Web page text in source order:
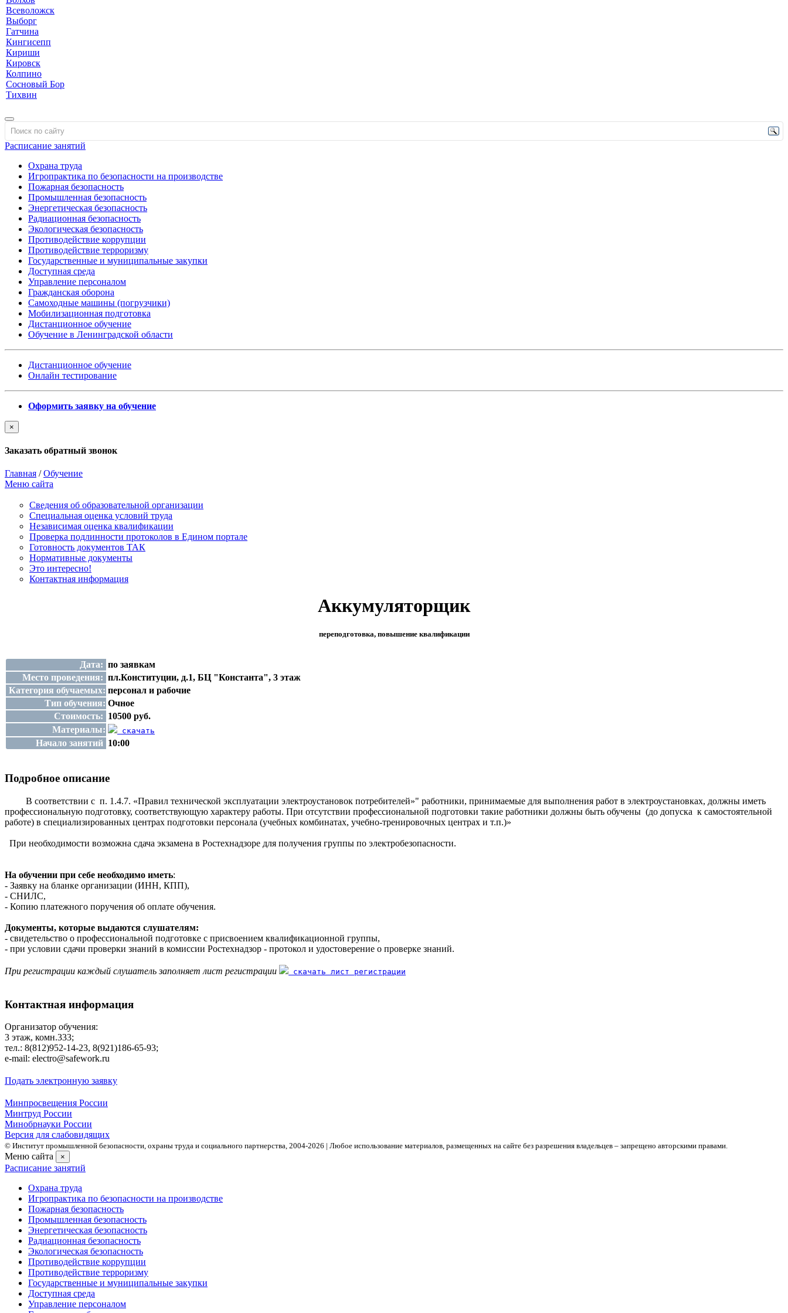
Всеволожск
Выборг
Гатчина
Кингисепп
Кириши
Кировск
Колпино
Сосновый Бор
Тихвин
Расписание занятий
Охрана труда
Игропрактика по безопасности на производстве
Пожарная безопасность
Промышленная безопасность
Энергетическая безопасность
Радиационная безопасность
Экологическая безопасность
Противодействие коррупции
Противодействие терроризму
Государственные и муниципальные закупки
Доступная среда
Управление персоналом
Гражданская оборона
Самоходные машины (погрузчики)
Мобилизационная подготовка
Дистанционное обучение
Обучение в Ленинградской области
Дистанционное обучение
Онлайн тестирование
Оформить заявку на обучение
×
Заказать обратный звонок
Главная /Обучение
Меню сайта
Сведения об образовательной организации
Cпециальная оценка условий труда
Независимая оценка квалификации
Проверка подлинности протоколов в Едином портале
Готовность документов ТАК
Нормативные документы
Это интересно!
Контактная информация
Аккумуляторщик
переподготовка, повышение квалификации
Дата: по заявкам
Место проведения: пл.Конституции, д.1, БЦ "Константа", 3 этаж
Категория обучаемых: персонал и рабочие
Тип обучения: Очное
Стоимость: 10500 руб.
Материалы:
скачать
Начало занятий 10:00
Подробное описание
В соответствии с п. 1.4.7. «Правил технической эксплуатации электроустановок потребителей»" работники, принимаемые для выполнения работ в электроустановках, должны иметь
профессиональную подготовку, соответствующую характеру работы. При отсутствии профессиональной подготовки такие работники должны быть обучены (до допуска к самостоятельной
работе) в специализированных центрах подготовки персонала (учебных комбинатах, учебно-тренировочных центрах и т.п.)»
При необходимости возможна сдача экзамена в Ростехнадзоре для получения группы по электробезопасности.
На обучении при себе необходимо иметь:
- Заявку на бланке организации (ИНН, КПП),
- СНИЛС,
- Копию платежного поручения об оплате обучения.
Документы, которые выдаются слушателям:
- cвидетельство о профессиональной подготовке с присвоением квалификационной группы,
- при условии сдачи проверки знаний в комиссии Ростехнадзор - протокол и удостоверение о проверке знаний.
При регистрации каждый слушатель заполняет лист регистрации скачать лист регистрации
Контактная информация
Организатор обучения:
3 этаж, комн.333;
тел.: 8(812)952-14-23, 8(921)186-65-93;
е-mаil: electro@safework.ru
Подать электронную заявку
Минпросвещения России
Минтруд России
Минобрнауки России
Версия для слабовидящих
© Институт промышленной безопасности, охраны труда и социального партнерства, 2004- 2026 | Любое использование материалов, размещенных на сайте без разрешения владельцев – запрещено авторскими правами.
Меню сайта ×
Расписание занятий
Охрана труда
Игропрактика по безопасности на производстве
Пожарная безопасность
Промышленная безопасность
Энергетическая безопасность
Радиационная безопасность
Экологическая безопасность
Противодействие коррупции
Противодействие терроризму
Государственные и муниципальные закупки
Доступная среда
Управление персоналом